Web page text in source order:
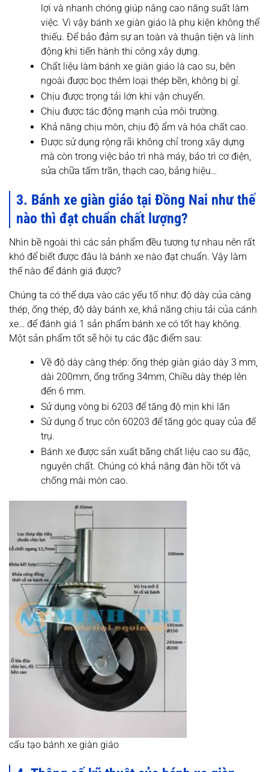
lợi và nhanh chóng giúp nâng cao năng suất làm
việc. Vì vậy bánh xe giàn giáo là phụ kiện không thể
thiếu. Để bảo đảm sự an toàn và thuận tiện và linh
động khi tiến hành thi công xây dựng.
Chất liệu làm bánh xe giàn giáo là cao su, bên
ngoài được bọc thêm loại thép bền, không bị gỉ.
Chịu được trọng tải lớn khi vận chuyển.
Chịu được tác động mạnh của môi trường.
Khả năng chịu mòn, chịu độ ẩm và hóa chất cao.
Được sử dụng rộng rãi không chỉ trong xây dựng
mà còn trong việc bảo trì nhà máy, bảo trì cơ điện,
sửa chữa tấm trần, thạch cao, bảng hiệu…
3. Bánh xe giàn giáo tại Đồng Nai như thế
nào thì đạt chuẩn chất lượng?
Nhìn bề ngoài thì các sản phẩm đều tương tự nhau nên rất
khó để biết được đâu là bánh xe nào đạt chuẩn. Vậy làm
thế nào để đánh giá được?
Chúng ta có thể dựa vào các yếu tố như: độ dày của càng
thép, ống thép, độ dày bánh xe, khả năng chịu tải của cánh
xe… để đánh giá 1 sản phẩm bánh xe có tốt hay không.
Một sản phẩm tốt sẽ hội tụ các đặc điểm sau:
Về độ dày càng thép: ống thép giàn giáo dày 3 mm,
dài 200mm, ống trống 34mm, Chiều dày thép lên
đến 6 mm.
Sử dụng vòng bi 6203 để tăng độ mịn khi lăn
Sử dụng ổ trục côn 60203 để tăng góc quay của đế
trụ.
Bánh xe được sản xuất bằng chất liệu cao su đặc,
nguyên chất. Chúng có khả năng đàn hồi tốt và
chống mài mòn cao.
cấu tạo bánh xe giàn giáo